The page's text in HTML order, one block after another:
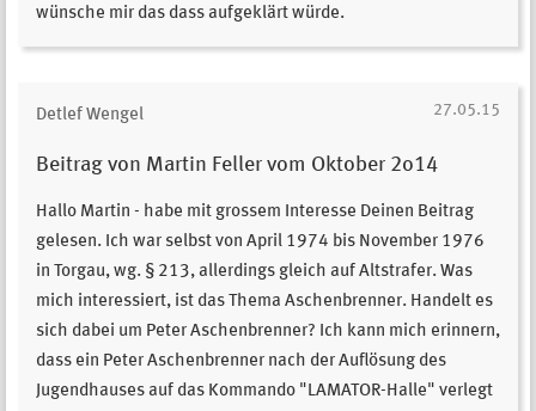
wünsche mir das dass aufgeklärt würde.
27.05.15
Detlef Wengel
Beitrag von Martin Feller vom Oktober 2o14
Hallo Martin - habe mit grossem Interesse Deinen Beitrag
gelesen. Ich war selbst von April 1974 bis November 1976
in Torgau, wg. § 213, allerdings gleich auf Altstrafer. Was
mich interessiert, ist das Thema Aschenbrenner. Handelt es
sich dabei um Peter Aschenbrenner? Ich kann mich erinnern,
dass ein Peter Aschenbrenner nach der Auflösung des
Jugendhauses auf das Kommando "LAMATOR-Halle" verlegt